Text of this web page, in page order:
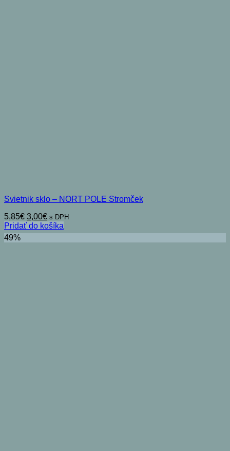
Svietnik sklo – NORT POLE Stromček
5,85€ Pôvodná
cena
bola:
5,85€.
3,00€Aktuálna
cena
je:
3,00€.
s DPH
Pridať do košíka
49%